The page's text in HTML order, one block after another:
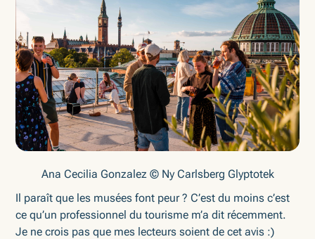
Ana Cecilia Gonzalez © Ny Carlsberg Glyptotek
Il paraît que les musées font peur ? C’est du moins c’est
ce qu’un professionnel du tourisme m’a dit récemment.
Je ne crois pas que mes lecteurs soient de cet avis :)